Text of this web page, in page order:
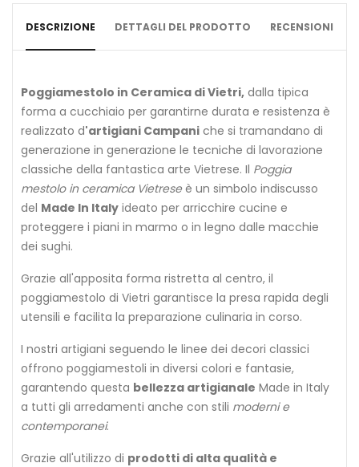
DESCRIZIONE DETTAGLI DEL PRODOTTO RECENSIONI
Poggiamestolo in Ceramica di Vietri, dalla tipica
forma a cucchiaio per garantirne durata e resistenza è
realizzato d'artigiani Campani che si tramandano di
generazione in generazione le tecniche di lavorazione
classiche della fantastica arte Vietrese. Il Poggia
mestolo in ceramica Vietreseè un simbolo indiscusso
del Made In Italy ideato per arricchire cucine e
proteggere i piani in marmo o in legno dalle macchie
dei sughi.
Grazie all'apposita forma ristretta al centro, il
poggiamestolo di Vietri garantisce la presa rapida degli
utensili e facilita la preparazione culinaria in corso.
I nostri artigiani seguendo le linee dei decori classici
offrono poggiamestoli in diversi colori e fantasie,
garantendo questa bellezza artigianale Made in Italy
a tutti gli arredamenti anche con stili moderni e
contemporanei.
Grazie all'utilizzo di prodotti di alta qualità e